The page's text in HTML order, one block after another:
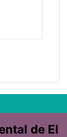
de El